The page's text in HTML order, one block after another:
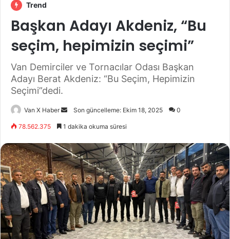
Trend
Başkan Adayı Akdeniz, “Bu
seçim, hepimizin seçimi”
Van Demirciler ve Tornacılar Odası Başkan
Adayı Berat Akdeniz: “Bu Seçim, Hepimizin
Seçimi”dedi.
Van X Haber
Bir
göndermek
Son güncelleme: Ekim 18, 2025 0
78.562.375 1 dakika okuma süresi